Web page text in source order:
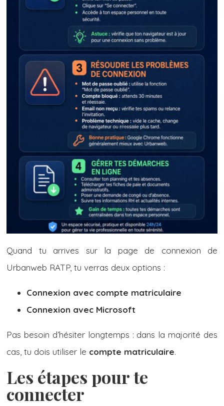
Quand tu arrives sur la page de connexion de
Urbanweb RATP, tu verras deux options :
Connexion avec compte matriculaire
Connexion avec Microsoft
Pas besoin d’hésiter longtemps : dans la majorité des
cas, tu dois utiliser le compte matriculaire.
Les étapes pour te
connecter